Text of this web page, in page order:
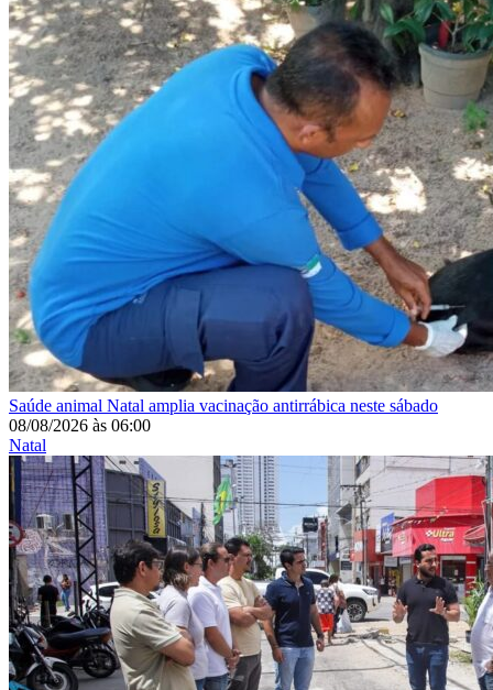
Saúde animal Natal amplia vacinação antirrábica neste sábado
08/08/2026 às 06:00
Natal